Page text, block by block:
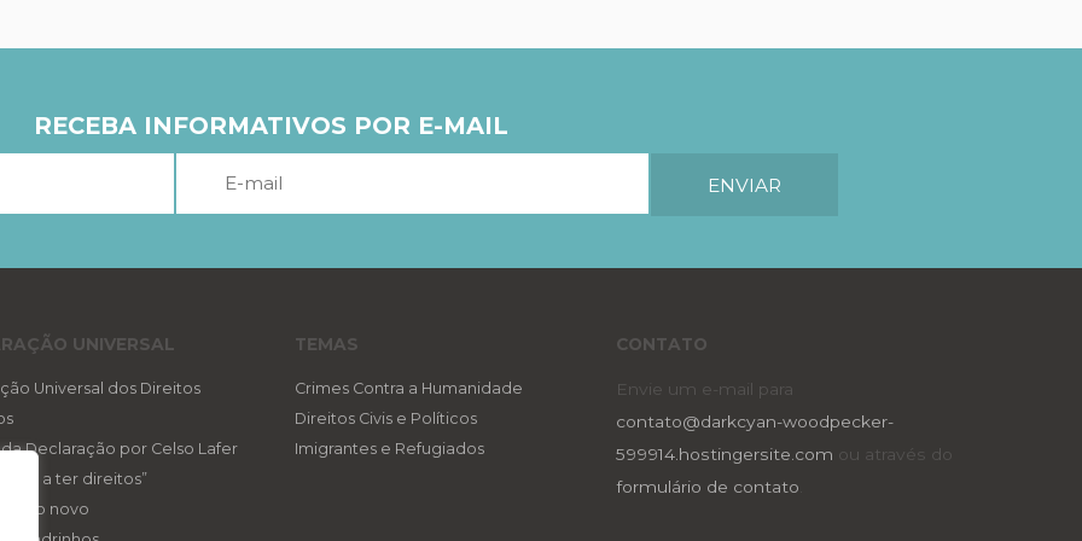
RECEBA INFORMATIVOS POR E-MAIL
UNIVERSAL
Universal dos Direitos
Declaração por Celso Lafer
a ter direitos”
novo
TEMAS
Crimes Contra a Humanidade
Direitos Civis e Políticos
Imigrantes e Refugiados
CONTATO
Envie um e-mail para
contato@darkcyan-woodpecker-
599914.hostingersite.com ou através do
formulário de contato